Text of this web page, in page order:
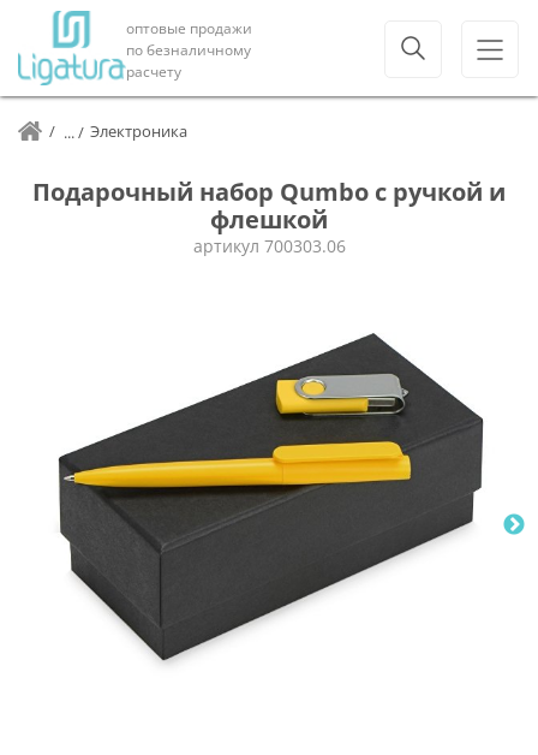
оптовые продажи
по безналичному
расчету
Электроника
Подарочный набор Qumbo с ручкой и
флешкой
артикул 700303.06